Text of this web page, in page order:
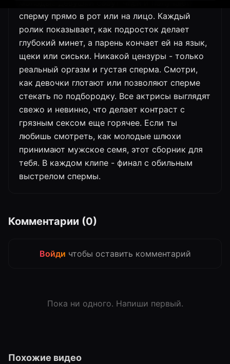
молодые девушки сосут член и получают
сперму прямо в рот или на лицо. Каждый
ролик показывает, как подросток делает
глубокий минет, а парень кончает ей на язык,
щеки или сиськи. Никакой цензуры - только
реальный оргазм и густая сперма. Смотри,
как девочки глотают или позволяют сперме
стекать по подбородку. Все актрисы выглядят
свежо и невинно, что делает контраст с
грязным сексом еще горячее. Если ты
любишь смотреть, как молодые шлюхи
принимают мужское семя, этот сборник для
тебя. В каждом клипе - финал с обильным
выстрелом спермы.
Комментарии (0)
Войди чтобы оставить комментарий
Пока ни одного. Напиши первый.
Похожие видео